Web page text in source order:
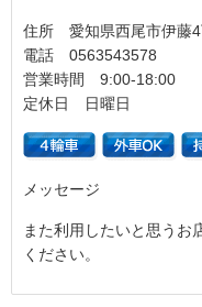
住所 愛知県西尾市伊藤4
電話 0563543578
営業時間 9:00-18:00
定休日 日曜日
メッセージ
また利用したいと思うお
ください。